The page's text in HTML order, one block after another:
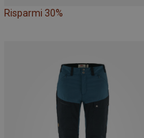
Risparmi 30%